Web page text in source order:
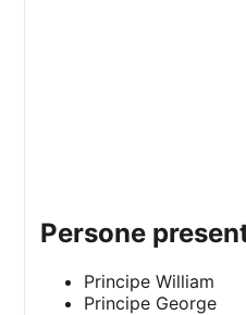
Persone
Principe William
Principe George